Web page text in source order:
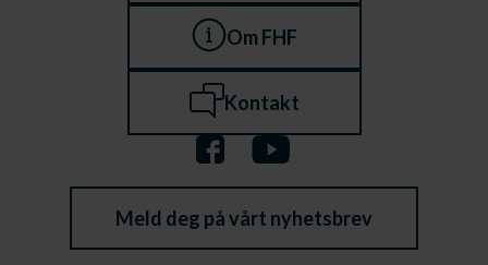
Om FHF
Kontakt
Meld deg på vårt nyhetsbrev